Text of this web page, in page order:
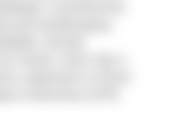
a síndrome
pré-eclâmpsia,
Ainda
maior risco de o
cesariano e ficar
Intensiva (UTI)